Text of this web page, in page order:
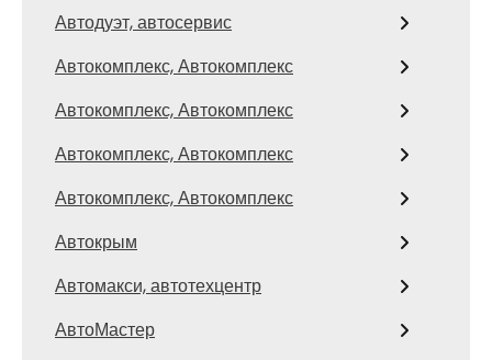
Автодуэт, автосервис
Автокомплекс, Автокомплекс
Автокомплекс, Автокомплекс
Автокомплекс, Автокомплекс
Автокомплекс, Автокомплекс
Автокрым
Автомакси, автотехцентр
АвтоМастер